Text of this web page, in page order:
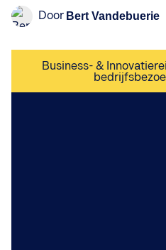
Door Bert Vandebuerie
Business- &